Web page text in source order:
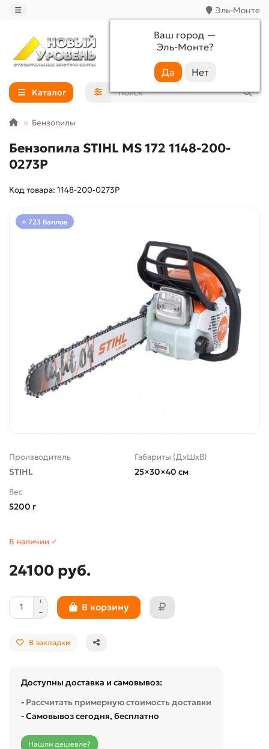
Эль-Монте
Ваш город —
Эль-Монте?
+7 (988) 233-44-52
Каталог
Бензопилы
Бензопила STIHL MS 172 1148-200-
0273P
Код товара: 1148-200-0273P
+ 723 баллов
Производитель
STIHL
Габариты (ДхШхВ)
25×30×40 см
Вес
5200 г
В наличии ✓
24100 руб.
В корзину
В закладки
Доступны доставка и самовывоз:
- Рассчитать примерную стоимость доставки
- Самовывоз сегодня, бесплатно
Нашли дешевле?